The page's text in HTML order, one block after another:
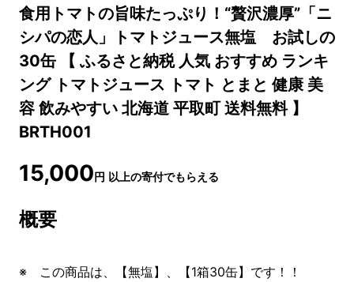
食用トマトの旨味たっぷり！“贅沢濃厚”「ニ
シパの恋人」トマトジュース無塩 お試しの
30缶 【 ふるさと納税 人気 おすすめ ランキ
ング トマトジュース トマト とまと 健康 美
容 飲みやすい 北海道 平取町 送料無料 】
BRTH001
15,000円 以上の寄付でもらえる
概要
※ この商品は、【無塩】、【1箱30缶】です！！